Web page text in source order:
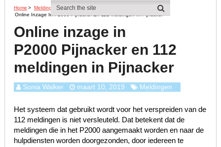
Home > Meldingen >
Online Inzage In P2000 Pijnacker En 112 Meldingen In Pijnacker
Online inzage in
P2000 Pijnacker en 112
meldingen in Pijnacker
Sonia Walker maart 10, 2019 Meldingen
Het systeem dat gebruikt wordt voor het verspreiden van de
112 meldingen is niet versleuteld. Dat betekent dat de
meldingen die in het P2000 aangemaakt worden en naar de
hulpdiensten worden doorgezonden, door iedereen te